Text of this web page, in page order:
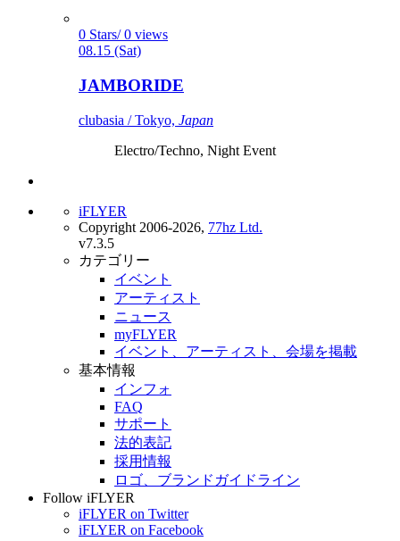
0 Stars/ 0 views
08.15 (Sat)
JAMBORIDE
clubasia / Tokyo, Japan
Electro/Techno, Night Event
iFLYER
Copyright 2006-2026, 77hz Ltd.
v7.3.5
カテゴリー
イベント
アーティスト
ニュース
myFLYER
イベント、アーティスト、会場を掲載
基本情報
インフォ
FAQ
サポート
法的表記
採用情報
ロゴ、ブランドガイドライン
Follow iFLYER
iFLYER on Twitter
iFLYER on Facebook